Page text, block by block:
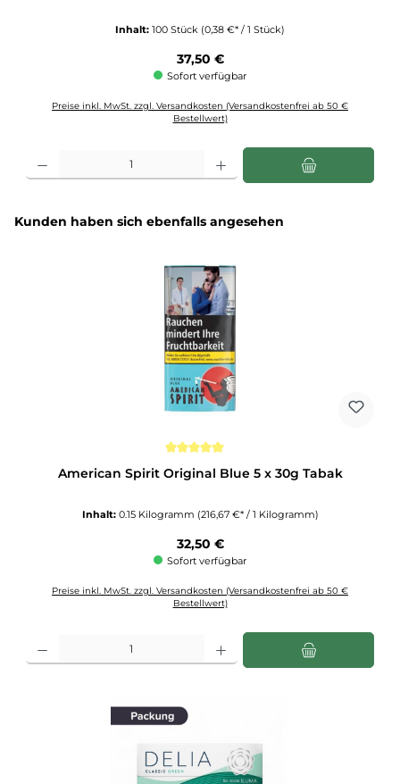
Inhalt: 100 Stück (0,38 €* / 1 Stück)
Regulärer Preis:
37,50 €
Sofort verfügbar
Preise inkl. MwSt. zzgl. Versandkosten (Versandkostenfrei ab 50 €
Bestellwert)
Produkt Anzahl: Gib den gewünschten Wert ein oder benutze die Schaltflächen
Produktgalerie überspringen
Kunden haben sich ebenfalls angesehen
American Spirit Original Blue 5 x 30g Tabak
Inhalt: 0.15 Kilogramm (216,67 €* / 1 Kilogramm)
Regulärer Preis:
32,50 €
Sofort verfügbar
Preise inkl. MwSt. zzgl. Versandkosten (Versandkostenfrei ab 50 €
Bestellwert)
Produkt Anzahl: Gib den gewünschten Wert ein oder benutze die Schaltflächen